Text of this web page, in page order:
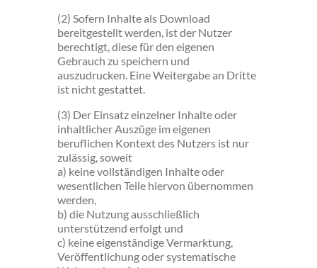
(2) Sofern Inhalte als Download
bereitgestellt werden, ist der Nutzer
berechtigt, diese für den eigenen
Gebrauch zu speichern und
auszudrucken. Eine Weitergabe an Dritte
ist nicht gestattet.
(3) Der Einsatz einzelner Inhalte oder
inhaltlicher Auszüge im eigenen
beruflichen Kontext des Nutzers ist nur
zulässig, soweit
a) keine vollständigen Inhalte oder
wesentlichen Teile hiervon übernommen
werden,
b) die Nutzung ausschließlich
unterstützend erfolgt und
c) keine eigenständige Vermarktung,
Veröffentlichung oder systematische